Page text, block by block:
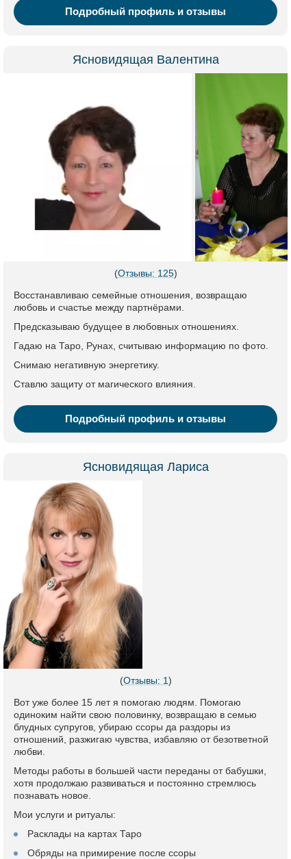
Подробный профиль и отзывы
Ясновидящая Валентина
(Отзывы: 125)
Восстанавливаю семейные отношения, возвращаю
любовь и счастье между партнёрами.
Предсказываю будущее в любовных отношениях.
Гадаю на Таро, Рунах, считываю информацию по фото.
Снимаю негативную энергетику.
Ставлю защиту от магического влияния.
Подробный профиль и отзывы
Ясновидящая Лариса
(Отзывы: 1)
Вот уже более 15 лет я помогаю людям. Помогаю
одиноким найти свою половинку, возвращаю в семью
блудных супругов, убираю ссоры да раздоры из
отношений, разжигаю чувства, избавляю от безответной
любви.
Методы работы в большей части переданы от бабушки,
хотя продолжаю развиваться и постоянно стремлюсь
познавать новое.
Мои услуги и ритуалы:
Расклады на картах Таро
Обряды на примирение после ссоры